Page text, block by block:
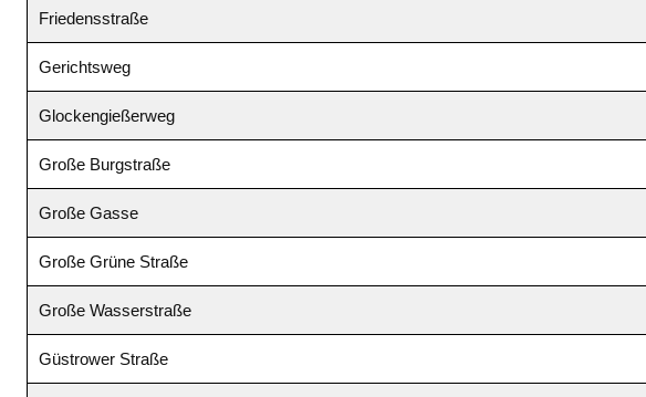
Friedensstraße
Gerichtsweg
Glockengießerweg
Große Burgstraße
Große Gasse
Große Grüne Straße
Große Wasserstraße
Güstrower Straße